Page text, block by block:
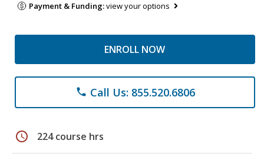
Payment & Funding:view your options
ENROLL NOW
phone Call Us: 855.520.6806
schedule 224 course hrs